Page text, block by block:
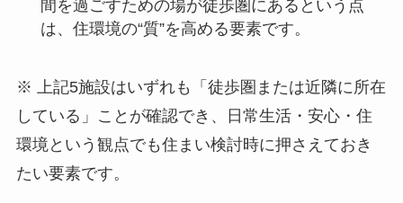
間を過ごすための場が徒歩圏にあるという点
は、住環境の“質”を高める要素です。
※ 上記5施設はいずれも「徒歩圏または近隣に所在
している」ことが確認でき、日常生活・安心・住
環境という観点でも住まい検討時に押さえておき
たい要素です。